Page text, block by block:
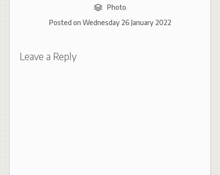
Photo
Posted on Wednesday 26 January 2022
Leave a Reply